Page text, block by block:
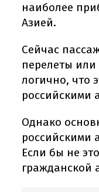
наиболее
Азией.
Сейчас
перелеты
логично, что
российскими
Однако
российскими
Если бы не
гражданской